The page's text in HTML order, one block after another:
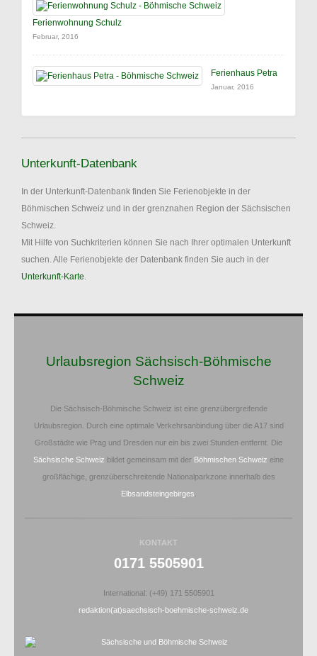
Ferienwohnung Schulz
Februar, 2016
Ferienhaus Petra
Januar, 2016
Unterkunft-Datenbank
In der Unterkunft-Datenbank finden Sie Ferienobjekte in der
Böhmischen Schweiz und in der grenznahen Region der Sächsischen
Schweiz.
Mit Hilfe von Suchkriterien können Sie nach Ihrer optimalen Unterkunft
suchen. Alle Ferienobjekte der Datenbank finden Sie auch in der
Unterkunft-Karte.
Urlaubsregion Sächsisch-Böhmische
Schweiz
Die Sächsisch-Böhmische Schweiz ist eine grenzübergreifende
Urlaubsregion. Durch eine optimale Verkehrsanbindung über die A17 sind
Großstädte wie Prag und Dresden nur ein bis zwei Stunden entfernt. Die
Sächsische Schweiz bildet gemeinsam mit der Böhmischen Schweiz eine
großflächige, grenzüberschreitende Nationalparkzone innerhalb des
Elbsandsteingebirges
KONTAKT
0171 5505901
International: (+49) 171 5505901
redaktion(at)saechsisch-boehmische-schweiz.de